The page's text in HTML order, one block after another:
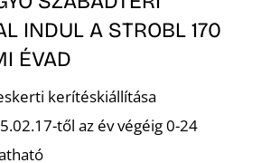
INDUL A STROBL 170
ÉVAD
kerítéskiállítása
től az év végéig 0-24